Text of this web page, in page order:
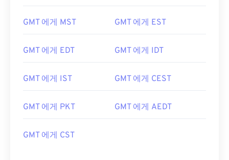
GMT 에게 MST GMT 에게 EST
GMT 에게 EDT GMT 에게 IDT
GMT 에게 IST GMT 에게 CEST
GMT 에게 PKT GMT 에게 AEDT
GMT 에게 CST